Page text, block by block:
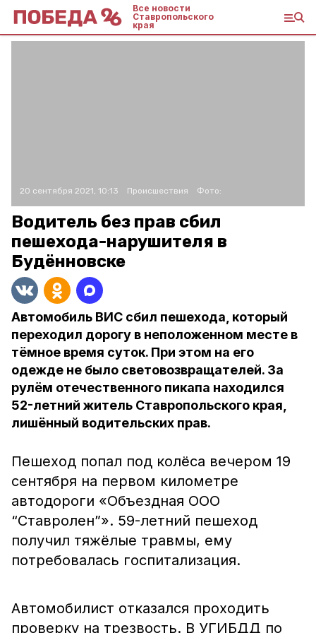
Все новости
Ставропольского
края
20 сентября 2021, 10:13 Происшествия Фото:
Водитель без прав сбил
пешехода-нарушителя в
Будённовске
Автомобиль ВИС сбил пешехода, который
переходил дорогу в неположенном месте в
тёмное время суток. При этом на его
одежде не было световозвращателей. За
рулём отечественного пикапа находился
52-летний житель Ставропольского края,
лишённый водительских прав.
Пешеход попал под колёса вечером 19
сентября на первом километре
автодороги «Объездная ООО
“Ставролен”». 59-летний пешеход
получил тяжёлые травмы, ему
потребовалась госпитализация.
Автомобилист отказался проходить
проверку на трезвость. В УГИБДД по